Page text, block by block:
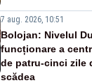
7 aug. 2026, 10:51
Bolojan: Nivelul
funcționare a
de patru-cinci zile
scădea